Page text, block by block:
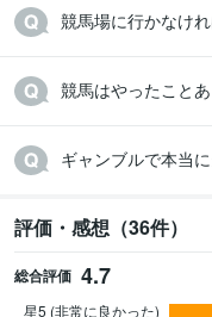
競馬場に行かなけ
競馬はやったこと
ギャンブルで本当
評価・感想（36件）
総合評価 4.7
星5 (非常に良かった)